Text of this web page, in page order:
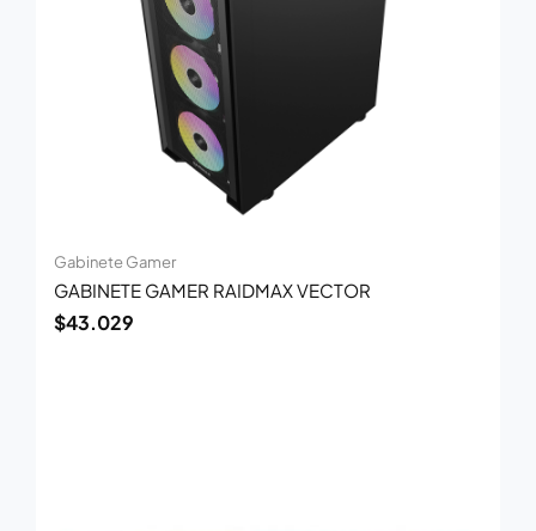
Gabinete Gamer
GABINETE GAMER RAIDMAX VECTOR
$43.029